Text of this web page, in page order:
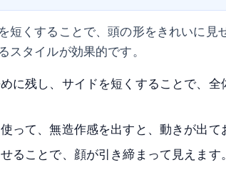
短くすることで、頭の形をきれいに見
スタイルが効果的です。
に残し、サイドを短くすることで、
って、無造作感を出すと、動きが出て
ることで、顔が引き締まって見えます。